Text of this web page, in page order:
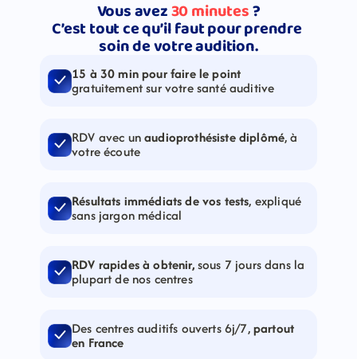
Vous avez 30 minutes ?
C’est tout ce qu’il faut pour prendre
soin de votre audition.
15 à 30 min pour faire le point
gratuitement sur votre santé auditive
RDV avec un audioprothésiste diplômé, à
votre écoute
Résultats immédiats de vos tests, expliqué
sans jargon médical
RDV rapides à obtenir, sous 7 jours dans la
plupart de nos centres
Des centres auditifs ouverts 6j/7, partout
en France